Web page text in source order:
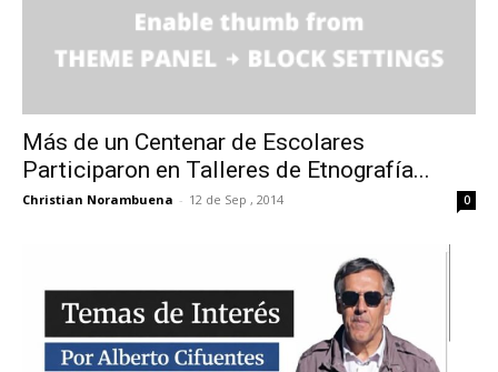
Más de un Centenar de Escolares
Participaron en Talleres de Etnografía...
Christian Norambuena - 12 de Sep , 2014 0